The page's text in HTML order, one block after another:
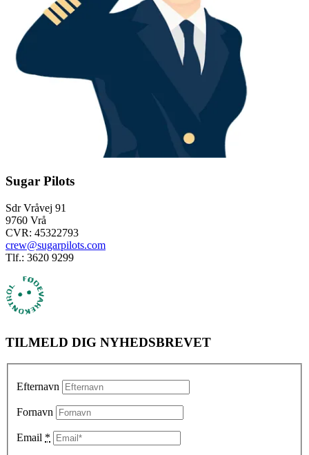
Sugar Pilots
Sdr Vråvej 91
9760 Vrå
CVR: 45322793
crew@sugarpilots.com
Tlf.: 3620 9299
TILMELD DIG NYHEDSBREVET
Efternavn
Fornavn
Email *